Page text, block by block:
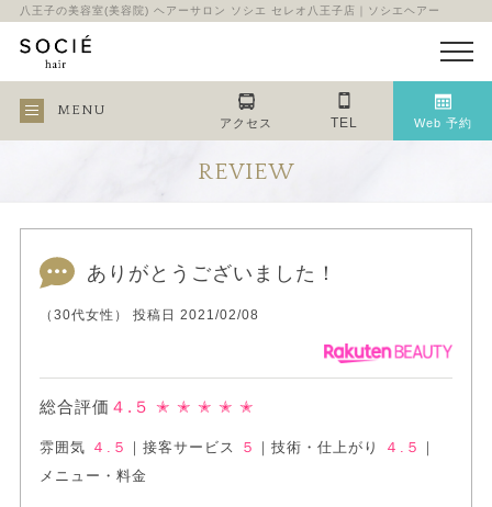
八王子の美容室(美容院) ヘアーサロン ソシエ セレオ八王子店｜ソシエヘアー
MENU
アクセス TEL Web 予約
REVIEW
ありがとうございました！
（30代女性） 投稿日 2021/02/08
総合評価 ４.５ ✭ ✭ ✭ ✭ ✭
雰囲気 ４.５ ｜接客サービス ５ ｜技術・仕上がり ４.５
｜
メニュー・料金